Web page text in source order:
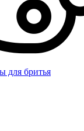
для бритья